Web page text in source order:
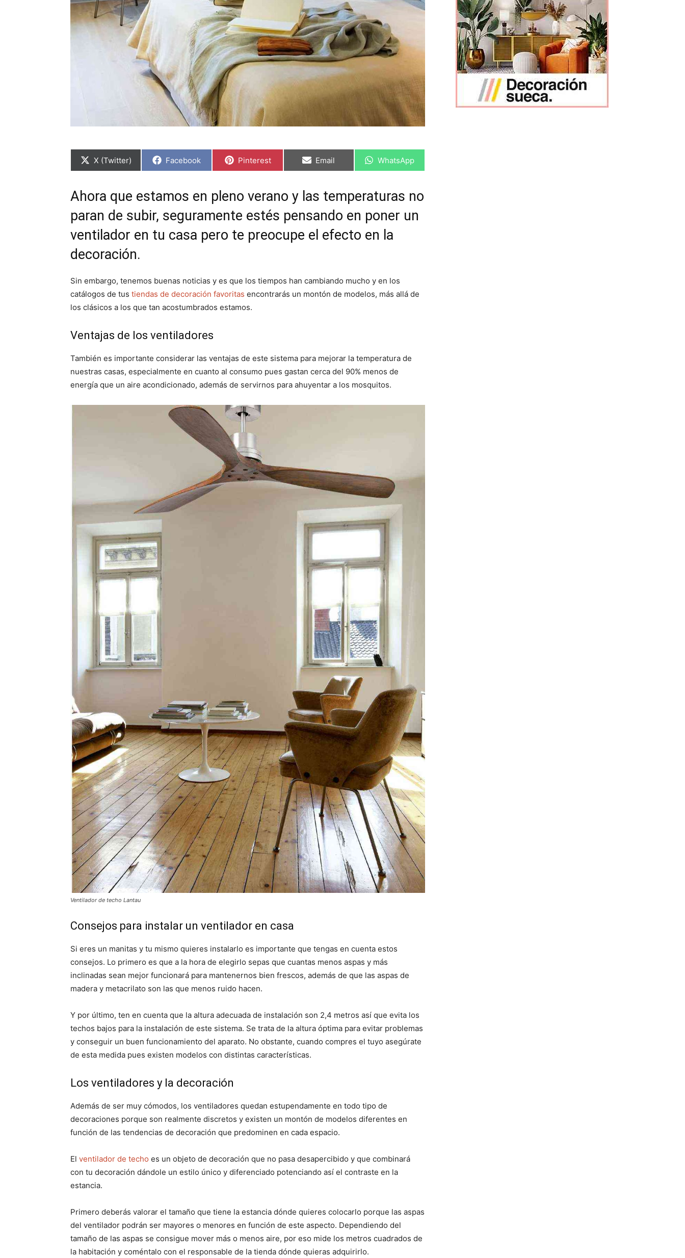
C
r
i
r
e
n
X (Twitter) C
r
i
r
n
Facebook C
r
i
r
n
Pinterest C
r
i
r
e
Email C
r
i
r
n
WhatsApp
Ahora que estamos en pleno verano y las temperaturas no
paran de subir, seguramente estés pensando en poner un
ventilador en tu casa pero te preocupe el efecto en la
decoración.
Sin embargo, tenemos buenas noticias y es que los tiempos han cambiando mucho y en los
catálogos de tus tiendas de decoración favoritas encontrarás un montón de modelos, más allá de
los clásicos a los que tan acostumbrados estamos.
Ventajas de los ventiladores
También es importante considerar las ventajas de este sistema para mejorar la temperatura de
nuestras casas, especialmente en cuanto al consumo pues gastan cerca del 90% menos de
energía que un aire acondicionado, además de servirnos para ahuyentar a los mosquitos.
Ventilador de techo Lantau
Consejos para instalar un ventilador en casa
Si eres un manitas y tu mismo quieres instalarlo es importante que tengas en cuenta estos
consejos. Lo primero es que a la hora de elegirlo sepas que cuantas menos aspas y más
inclinadas sean mejor funcionará para mantenernos bien frescos, además de que las aspas de
madera y metacrilato son las que menos ruido hacen.
Y por último, ten en cuenta que la altura adecuada de instalación son 2,4 metros así que evita los
techos bajos para la instalación de este sistema. Se trata de la altura óptima para evitar problemas
y conseguir un buen funcionamiento del aparato. No obstante, cuando compres el tuyo asegúrate
de esta medida pues existen modelos con distintas características.
Los ventiladores y la decoración
Además de ser muy cómodos, los ventiladores quedan estupendamente en todo tipo de
decoraciones porque son realmente discretos y existen un montón de modelos diferentes en
función de las tendencias de decoración que predominen en cada espacio.
El ventilador de techo es un objeto de decoración que no pasa desapercibido y que combinará
con tu decoración dándole un estilo único y diferenciado potenciando así el contraste en la
estancia.
Primero deberás valorar el tamaño que tiene la estancia dónde quieres colocarlo porque las aspas
del ventilador podrán ser mayores o menores en función de este aspecto. Dependiendo del
tamaño de las aspas se consigue mover más o menos aire, por eso mide los metros cuadrados de
la habitación y coméntalo con el responsable de la tienda dónde quieras adquirirlo.